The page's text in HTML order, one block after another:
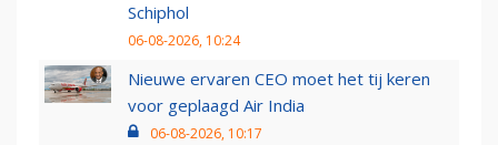
Schiphol
06-08-2026, 10:24
Nieuwe ervaren CEO moet het tij keren
voor geplaagd Air India
06-08-2026, 10:17